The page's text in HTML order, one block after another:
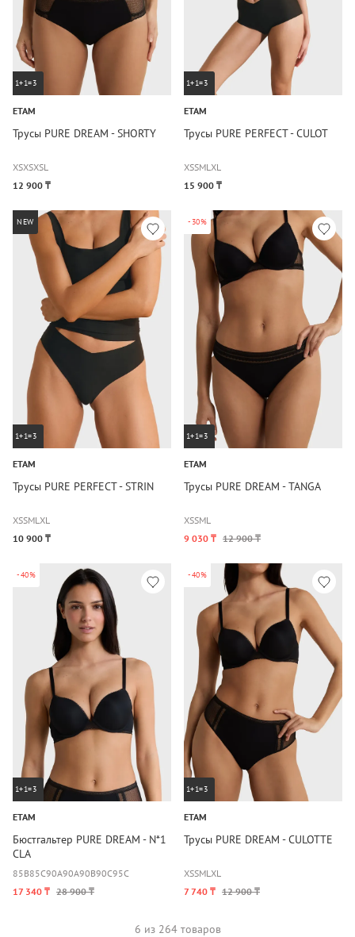
1+1=3
ETAM
Трусы PURE DREAM - SHORTY
XSXSXSL
12 900 ₸
1+1=3
ETAM
Трусы PURE PERFECT - CULOT
XSSMLXL
15 900 ₸
NEW
1+1=3
ETAM
Трусы PURE PERFECT - STRIN
XSSMLXL
10 900 ₸
-30%
1+1=3
ETAM
Трусы PURE DREAM - TANGA
XSSML
9 030 ₸ 12 900 ₸
-40%
1+1=3
ETAM
Бюстгальтер PURE DREAM - N*1
CLA
85B85C90A90A90B90C95C
17 340 ₸ 28 900 ₸
-40%
1+1=3
ETAM
Трусы PURE DREAM - CULOTTE
XSSMLXL
7 740 ₸ 12 900 ₸
6 из 264 товаров